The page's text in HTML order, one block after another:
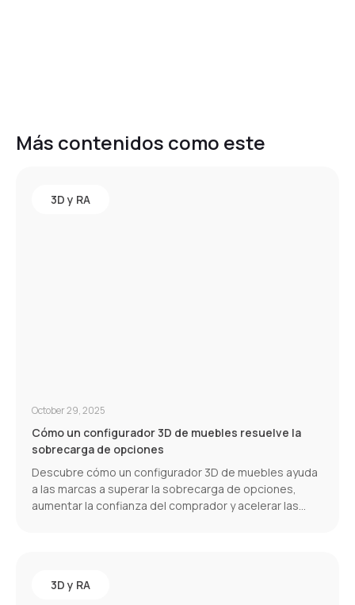
Más contenidos como este
3D y RA
October 29, 2025
Cómo un configurador 3D de muebles resuelve la
sobrecarga de opciones
Descubre cómo un configurador 3D de muebles ayuda
a las marcas a superar la sobrecarga de opciones,
aumentar la confianza del comprador y acelerar las
3D y RA